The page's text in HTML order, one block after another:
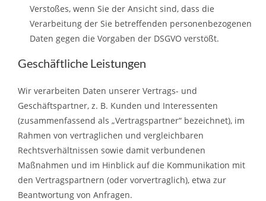
Verstoßes, wenn Sie der Ansicht sind, dass die
Verarbeitung der Sie betreffenden personenbezogenen
Daten gegen die Vorgaben der DSGVO verstößt.
Geschäftliche Leistungen
Wir verarbeiten Daten unserer Vertrags- und
Geschäftspartner, z. B. Kunden und Interessenten
(zusammenfassend als „Vertragspartner“ bezeichnet), im
Rahmen von vertraglichen und vergleichbaren
Rechtsverhältnissen sowie damit verbundenen
Maßnahmen und im Hinblick auf die Kommunikation mit
den Vertragspartnern (oder vorvertraglich), etwa zur
Beantwortung von Anfragen.